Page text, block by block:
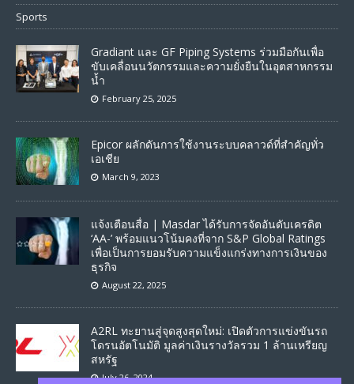
Sports
Gradiant และ GF Piping Systems ร่วมมือกันเพื่อ
ขับเคลื่อนนวัตกรรมและความยั่งยืนในอุตสาหกรรม
น้ำ
February 25, 2025
Epicor ผลักดันการใช้งานระบบคลาวด์ที่สำคัญทั่ว
เอเชีย
March 9, 2023
แจ้งเตือนสื่อ | Masdar ได้รับการจัดอันดับเครดิต
‘AA-’ พร้อมแนวโน้มคงที่จาก S&P Global Ratings
เพื่อเป็นการยอมรับความแข็งแกร่งทางการเงินของ
ธุรกิจ
August 22, 2025
A2RL ทะยานสู่จุดสูงสุดใหม่: เปิดตัวการแข่งขันรถ
โดรนอัตโนมัติ มูลค่าเงินรางวัลรวม 1 ล้านเหรียญ
สหรัฐ
July 26, 2024